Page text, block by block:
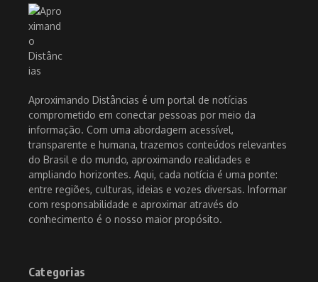
Aproximando Distâncias é um portal de notícias
comprometido em conectar pessoas por meio da
informação. Com uma abordagem acessível,
transparente e humana, trazemos conteúdos relevantes
do Brasil e do mundo, aproximando realidades e
ampliando horizontes. Aqui, cada notícia é uma ponte:
entre regiões, culturas, ideias e vozes diversas. Informar
com responsabilidade e aproximar através do
conhecimento é o nosso maior propósito.
Categorias